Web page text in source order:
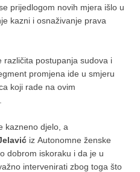
prijedlogom novih mjera išlo u
kazni i osnaživanje prava
različita postupanja sudova i
promjena ide u smjeru
koji rade na ovim
kazneno djelo, a
iz Autonomne ženske
dobrom iskoraku i da je u
intervenirati zbog toga što